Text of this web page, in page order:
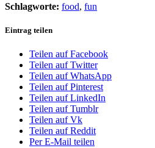
Schlagworte: food, fun
Eintrag teilen
Teilen auf Facebook
Teilen auf Twitter
Teilen auf WhatsApp
Teilen auf Pinterest
Teilen auf LinkedIn
Teilen auf Tumblr
Teilen auf Vk
Teilen auf Reddit
Per E-Mail teilen